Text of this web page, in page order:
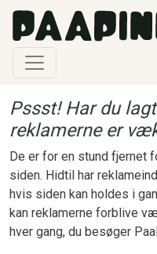
Gå til hovedindhold
Pssst! Har du
reklamerne er
De er for en stund fjernet
siden. Hidtil har
hvis siden kan holdes i
kan reklamerne forblive
hver gang, du besøger